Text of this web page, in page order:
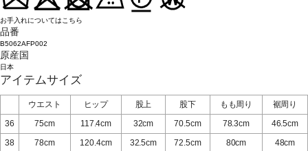
お手入れについてはこちら
品番
B5062AFP002
原産国
日本
アイテムサイズ
ウエスト ヒップ 股上 股下 もも周り
裾周り
36
75cm 117.4cm 32cm 70.5cm 78.3cm
46.5cm
38
78cm 120.4cm 32.5cm 72.5cm 80cm 48cm